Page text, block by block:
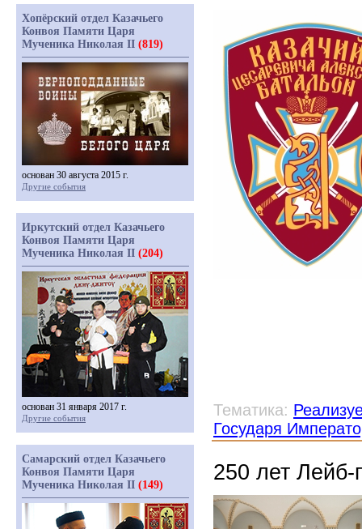
Тематика:
Государя
250 лет Лейб-
Хопёрский отдел Казачьего
Конвоя Памяти Царя
Мученика Николая II (819)
основан 30 августа 2015 г.
Другие события
Иркутский отдел Казачьего
Конвоя Памяти Царя
Мученика Николая II (204)
основан 31 января 2017 г.
Другие события
Самарский отдел Казачьего
Конвоя Памяти Царя
Мученика Николая II (149)